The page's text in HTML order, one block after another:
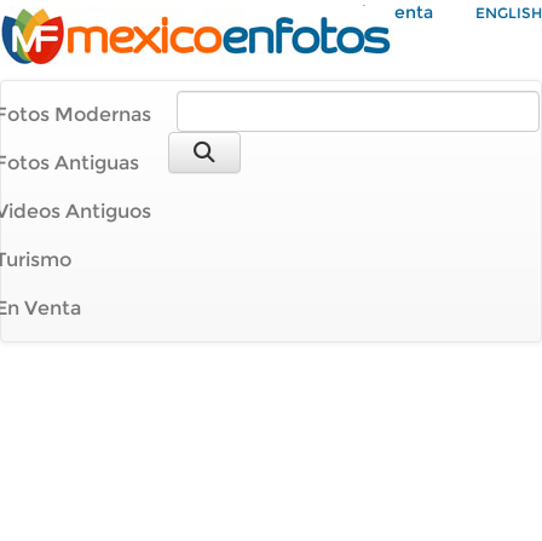
Mi Cuenta ENGLISH
Modernas
Antiguas
Antiguos
Venta